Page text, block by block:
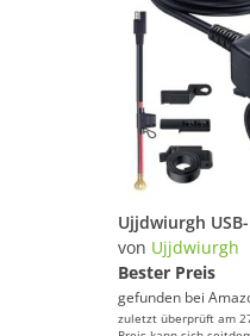
von Ujjdwiurgh
Bester Preis
gefunden bei
zuletzt überprüft am